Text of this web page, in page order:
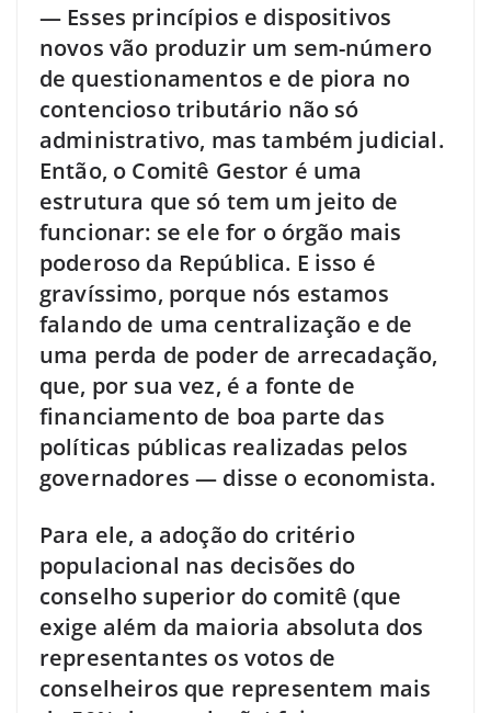
— Esses princípios e dispositivos
novos vão produzir um sem-número
de questionamentos e de piora no
contencioso tributário não só
administrativo, mas também judicial.
Então, o Comitê Gestor é uma
estrutura que só tem um jeito de
funcionar: se ele for o órgão mais
poderoso da República. E isso é
gravíssimo, porque nós estamos
falando de uma centralização e de
uma perda de poder de arrecadação,
que, por sua vez, é a fonte de
financiamento de boa parte das
políticas públicas realizadas pelos
governadores — disse o economista.
Para ele, a adoção do critério
populacional nas decisões do
conselho superior do comitê (que
exige além da maioria absoluta dos
representantes os votos de
conselheiros que representem mais